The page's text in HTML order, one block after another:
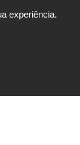
experiência.